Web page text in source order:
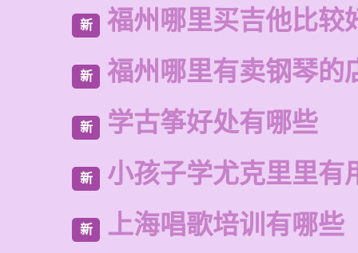
新 福州哪里买吉他比较
新 福州哪里有卖钢琴的
新 学古筝好处有哪些
新 小孩子学尤克里里有
新 上海唱歌培训有哪些